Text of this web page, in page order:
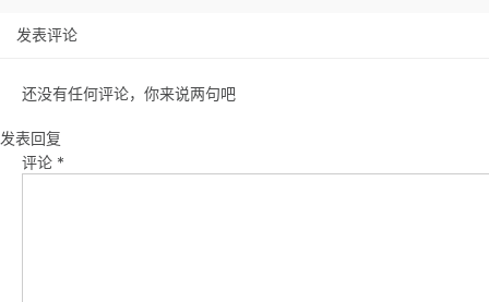
发表评论
还没有任何评论，你来说两句吧
发表回复
评论 *